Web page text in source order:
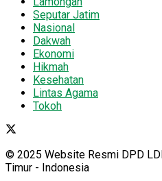
Seputar Jatim
Nasional
Dakwah
Ekonomi
Hikmah
Kesehatan
Lintas Agama
Tokoh
© 2025 Website Resmi DPD
Timur - Indonesia